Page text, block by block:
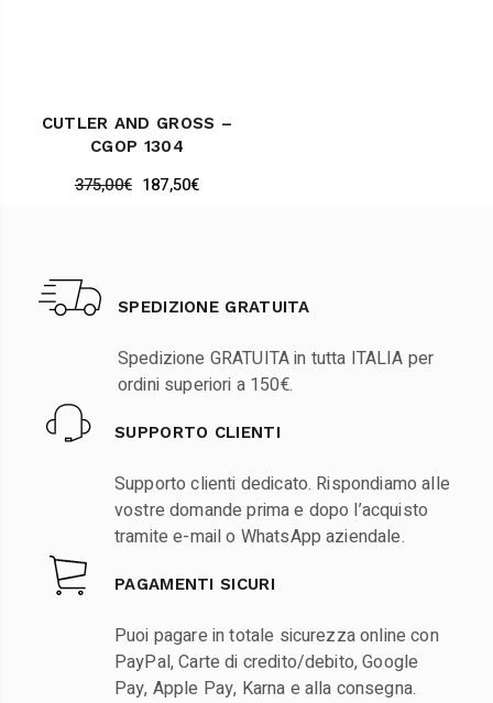
CUTLER AND GROSS –
CGOP 1304
375,00€ 187,50€
SPEDIZIONE GRATUITA
Spedizione GRATUITA in tutta ITALIA per
ordini superiori a 150€.
SUPPORTO CLIENTI
Supporto clienti dedicato. Rispondiamo alle
vostre domande prima e dopo l’acquisto
tramite e-mail o WhatsApp aziendale.
PAGAMENTI SICURI
Puoi pagare in totale sicurezza online con
PayPal, Carte di credito/debito, Google
Pay, Apple Pay, Karna e alla consegna.